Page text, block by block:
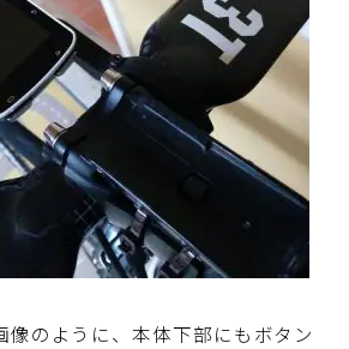
像のように、本体下部にもボタン